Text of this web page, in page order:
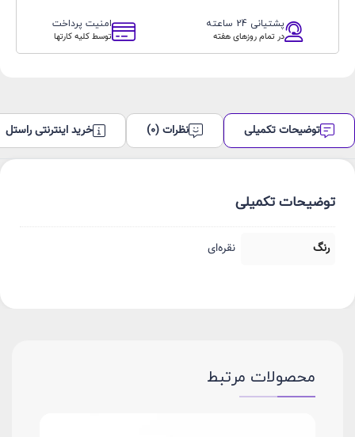
73
عدد
پشتیانی 24 ساعته
در تمام روزهای هفته
امنیت پرداخت
توسط کلیه کارتها
توضیحات تکمیلی نظرات (0) خرید اینترنتی راستل
توضیحات تکمیلی
رنگ نقره‌ای
محصولات مرتبط